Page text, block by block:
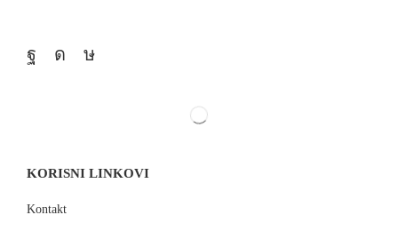
KORISNI LINKOVI
Kontakt